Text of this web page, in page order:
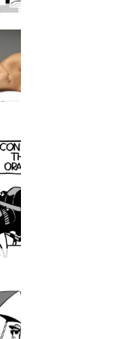
ヘグレの暗黒面 #38: ペッターはどのようにしてモデルを興奮させるのか?
ヘグレの暗黒面 #34: ペッターはどのように新しいインスピレーションを見つけますか?